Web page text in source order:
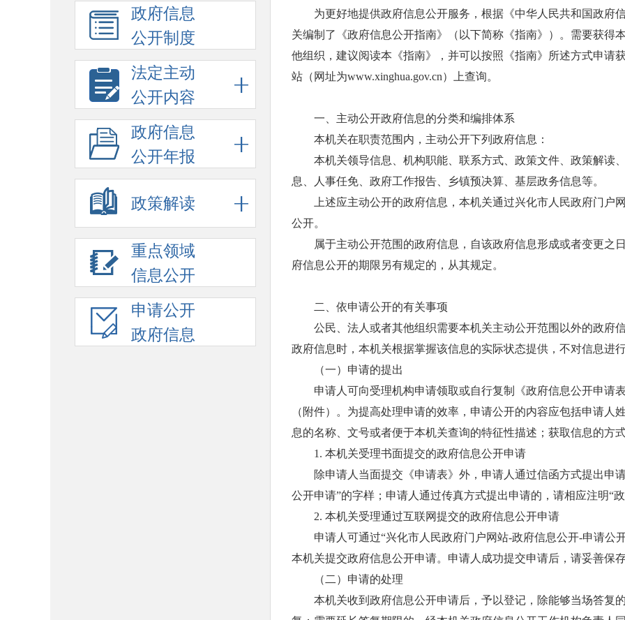
政府信息
公开制度
法定主动
公开内容
政府信息
公开年报
政策解读
重点领域
信息公开
申请公开
政府信息
为更好地提供政府信息公开服务，根据《中华人民共和国政府
关编制了《政府信息公开指南》（以下简称《指南》）。需要获得
他组织，建议阅读本《指南》，并可以按照《指南》所述方式申请
站（网址为www.xinghua.gov.cn）上查询。
一、主动公开政府信息的分类和编排体系
本机关在职责范围内，主动公开下列政府信息：
本机关领导信息、机构职能、联系方式、政策文件、政策解读
息、人事任免、政府工作报告、乡镇预决算、基层政务信息等。
上述应主动公开的政府信息，本机关通过兴化市人民政府门户
公开。
属于主动公开范围的政府信息，自该政府信息形成或者变更之
府信息公开的期限另有规定的，从其规定。
二、依申请公开的有关事项
公民、法人或者其他组织需要本机关主动公开范围以外的政府
政府信息时，本机关根据掌握该信息的实际状态提供，不对信息进
（一）申请的提出
申请人可向受理机构申请领取或自行复制《政府信息公开申请
（附件）。为提高处理申请的效率，申请公开的内容应包括申请人
息的名称、文号或者便于本机关查询的特征性描述；获取信息的方
1. 本机关受理书面提交的政府信息公开申请
除申请人当面提交《申请表》外，申请人通过信函方式提出申
公开申请”的字样；申请人通过传真方式提出申请的，请相应注明“
2. 本机关受理通过互联网提交的政府信息公开申请
申请人可通过“兴化市人民政府门户网站-政府信息公开-申请公
本机关提交政府信息公开申请。申请人成功提交申请后，请妥善保
（二）申请的处理
本机关收到政府信息公开申请后，予以登记，除能够当场答复